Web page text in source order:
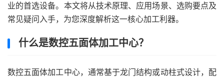
业的首选设备。本文将从技术原理、应用场景、选购要点及
常见疑问入手，为您深度解析这一核心加工利器。
什么是数控五面体加工中心？
数控五面体加工中心，通常基于龙门结构或动柱式设计，配